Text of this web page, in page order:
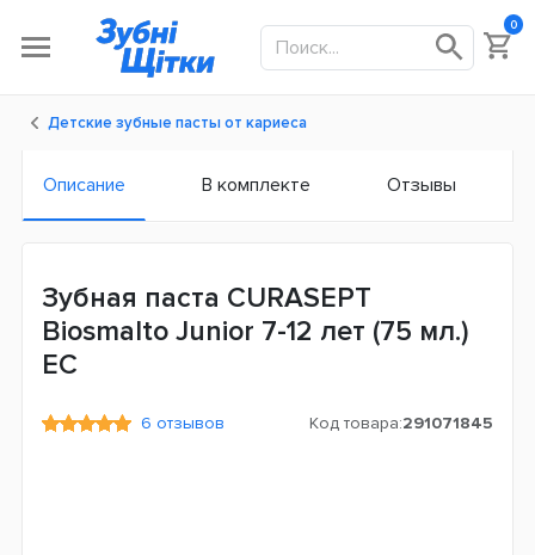
0
Детские зубные пасты от кариеса
Описание В комплекте Отзывы
Зубная паста CURASEPT
Biosmalto Junior 7-12 лет (75 мл.)
ЕС
6 отзывов Код товара:291071845